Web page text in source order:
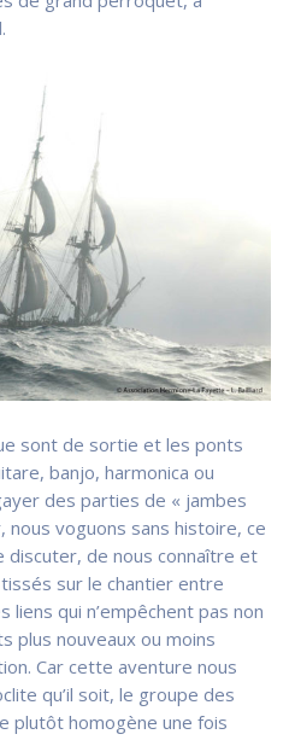
sont de sortie et les ponts
banjo, harmonica ou
des parties de « jambes
nous voguons sans histoire, ce
discuter, de nous connaître et
sur le chantier entre
qui n’empêchent pas non
plus nouveaux ou moins
Car cette aventure nous
qu’il soit, le groupe des
plutôt homogène une fois